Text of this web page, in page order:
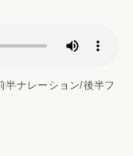
半ナレーション/後半フ